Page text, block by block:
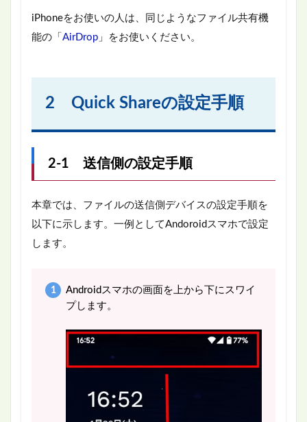
iPhoneをお使いの人は、同じようなファイル共有機
能の「 AirDrop 」をお使いください。
2 Quick Shareの設定手順
2-1 送信側の設定手順
本章では、ファイルの送信側デバイスの設定手順を
以下に示します。一例としてAndoroidスマホで設定
します。
Androidスマホの画面を上から下にスワイ
プします。